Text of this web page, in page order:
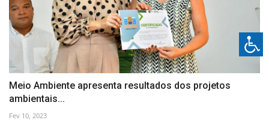
Meio Ambiente apresenta resultados dos projetos
ambientais...
Fev 10, 2023